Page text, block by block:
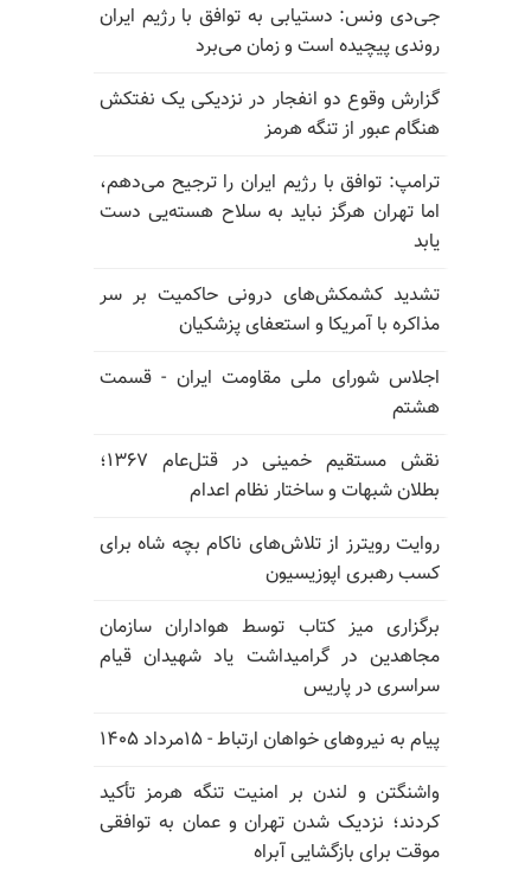
جی‌دی ونس: دستیابی به توافق با رژیم ایران
روندی پیچیده است و زمان می‌برد
گزارش وقوع دو انفجار در نزدیکی یک نفتکش
هنگام عبور از تنگه هرمز
ترامپ: توافق با رژیم ایران را ترجیح می‌دهم،
اما تهران هرگز نباید به سلاح هسته‌یی دست
یابد
تشدید کشمکش‌های درونی حاکمیت بر سر
مذاکره با آمریکا و استعفای پزشکیان
اجلاس شورای ملی مقاومت ایران - قسمت
هشتم
نقش مستقیم خمینی در قتل‌عام ۱۳۶۷؛
بطلان شبهات و ساختار نظام اعدام
روایت رویترز از تلاش‌های ناکام بچه شاه برای
کسب رهبری اپوزیسیون
برگزاری میز کتاب توسط هواداران سازمان
مجاهدین در گرامیداشت یاد شهیدان قیام
سراسری در پاریس
پیام به نیروهای خواهان ارتباط - ۱۵مرداد ۱۴۰۵
واشنگتن و لندن بر امنیت تنگه هرمز تأکید
کردند؛ نزدیک شدن تهران و عمان به توافقی
موقت برای بازگشایی آبراه